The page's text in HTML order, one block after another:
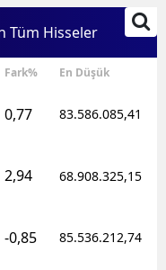
Tüm Hisseler
Fark% En Düşük
0,77 83.586.085,41
2,94 68.908.325,15
-0,85 85.536.212,74